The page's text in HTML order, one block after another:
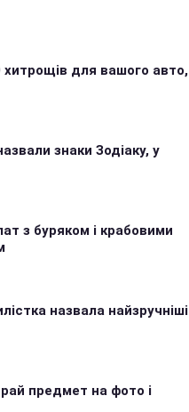
для вашого авто,
знаки Зодіаку, у
з буряком і крабовими
назвала найзручніші
предмет на фото і